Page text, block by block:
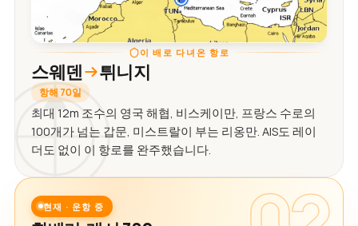
이 배로 다녀온 항로
스웨덴 튀니지
항해 70일
최대 12m 조수의 영국 해협, 비스케이만, 프랑스 수로의
100개가 넘는 갑문, 미스트랄이 부는 리옹만. AIS도 레이
더도 없이 이 항로를 완주했습니다.
현재 · 운항 중